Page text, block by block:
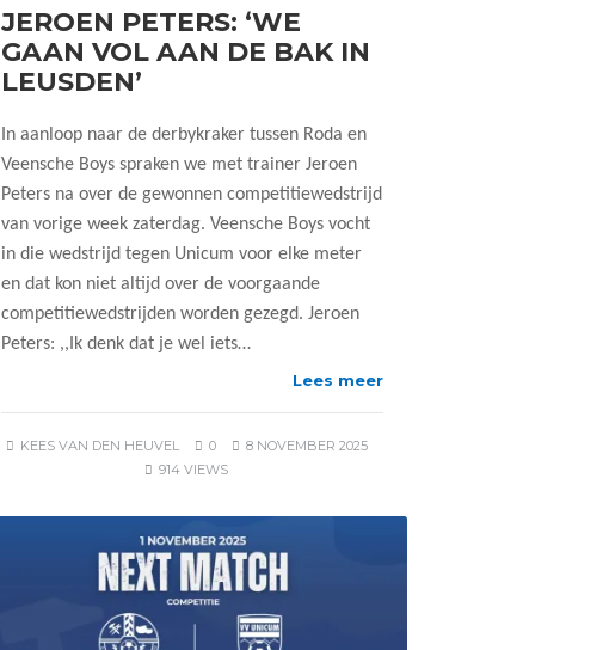
JEROEN PETERS: ‘WE
GAAN VOL AAN DE BAK IN
LEUSDEN’
In aanloop naar de derbykraker tussen Roda en
Veensche Boys spraken we met trainer Jeroen
Peters na over de gewonnen competitiewedstrijd
van vorige week zaterdag. Veensche Boys vocht
in die wedstrijd tegen Unicum voor elke meter
en dat kon niet altijd over de voorgaande
competitiewedstrijden worden gezegd. Jeroen
Peters: ,,Ik denk dat je wel iets…
Lees meer
KEES VAN DEN HEUVEL 0
8 NOVEMBER 2025
914 VIEWS